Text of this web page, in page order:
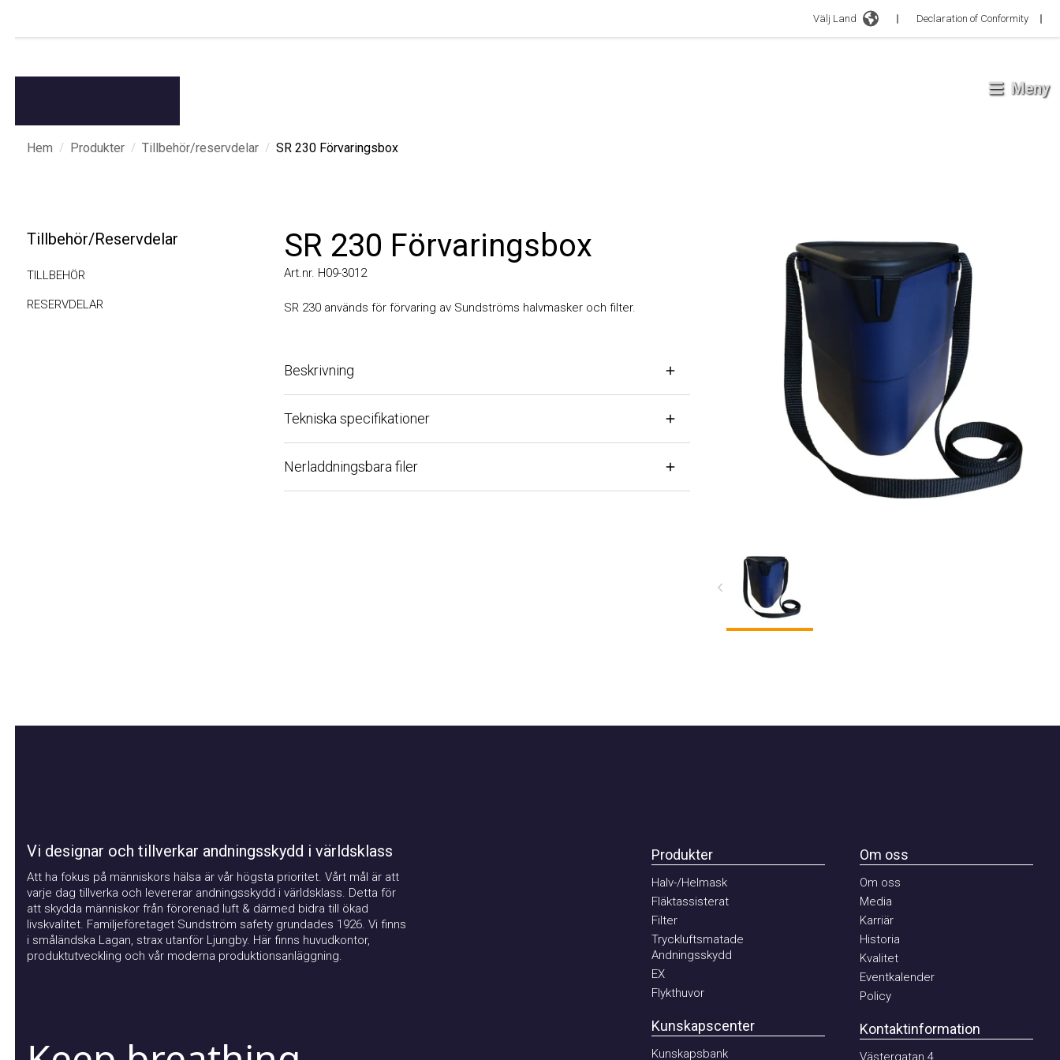
Välj Land Declaration of Conformity
Meny
Hem / Produkter / Tillbehör/reservdelar / SR 230 Förvaringsbox
Tillbehör/Reservdelar
TILLBEHÖR
RESERVDELAR
SR 230 Förvaringsbox
Art.nr. H09-3012
SR 230 används för förvaring av Sundströms halvmasker och filter.
Beskrivning
Tekniska specifikationer
Nerladdningsbara filer
Vi designar och tillverkar andningsskydd i världsklass
Att ha fokus på människors hälsa är vår högsta prioritet. Vårt mål är att
varje dag tillverka och levererar andningsskydd i världsklass. Detta för
att skydda människor från förorenad luft & därmed bidra till ökad
livskvalitet. Familjeföretaget Sundström safety grundades 1926. Vi finns
i småländska Lagan, strax utanför Ljungby. Här finns huvudkontor,
produktutveckling och vår moderna produktionsanläggning.
Produkter
Halv-/Helmask
Fläktassisterat
Filter
Tryckluftsmatade
Andningsskydd
Flykthuvor
Kunskapscenter
Kunskapsbank
Om oss
Om oss
Media
Karriär
Historia
Kvalitet
Eventkalender
Policy
Kontaktinformation
Västergatan 4,